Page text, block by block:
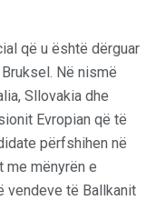
që u është dërguar
Në nismë
Sllovakia dhe
Evropian që të
përfshihen në
me mënyrën e
vendeve të Ballkanit